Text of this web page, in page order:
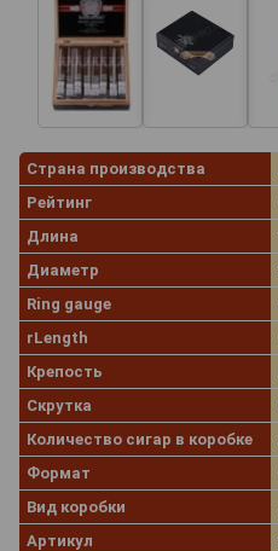
Страна производства
Рейтинг
Длина
Диаметр
Ring gauge
rLength
Крепость
Скрутка
Количество сигар в коробке
Формат
Вид коробки
Артикул